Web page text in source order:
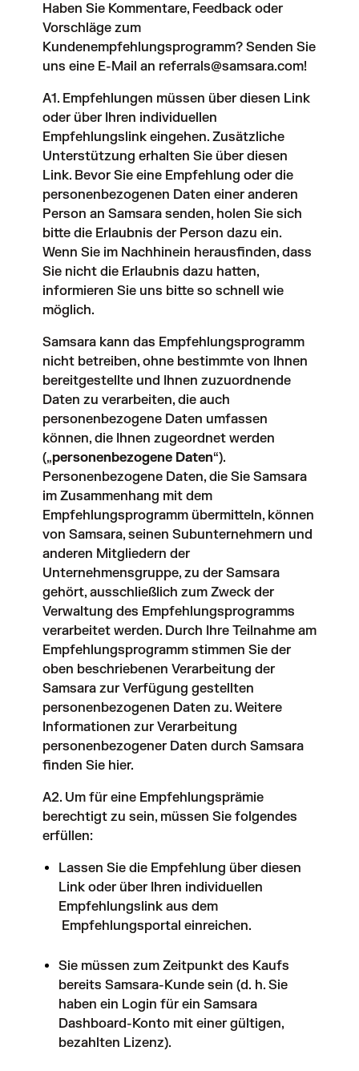
Haben Sie Kommentare, Feedback oder
Vorschläge zum
Kundenempfehlungsprogramm? Senden Sie
uns eine E-Mail an referrals@samsara.com!
A1. Empfehlungen müssen über diesen Link
oder über Ihren individuellen
Empfehlungslink eingehen. Zusätzliche
Unterstützung erhalten Sie über diesen
Link. Bevor Sie eine Empfehlung oder die
personenbezogenen Daten einer anderen
Person an Samsara senden, holen Sie sich
bitte die Erlaubnis der Person dazu ein.
Wenn Sie im Nachhinein herausfinden, dass
Sie nicht die Erlaubnis dazu hatten,
informieren Sie uns bitte so schnell wie
möglich.
Samsara kann das Empfehlungsprogramm
nicht betreiben, ohne bestimmte von Ihnen
bereitgestellte und Ihnen zuzuordnende
Daten zu verarbeiten, die auch
personenbezogene Daten umfassen
können, die Ihnen zugeordnet werden
(„personenbezogene Daten“).
Personenbezogene Daten, die Sie Samsara
im Zusammenhang mit dem
Empfehlungsprogramm übermitteln, können
von Samsara, seinen Subunternehmern und
anderen Mitgliedern der
Unternehmensgruppe, zu der Samsara
gehört, ausschließlich zum Zweck der
Verwaltung des Empfehlungsprogramms
verarbeitet werden. Durch Ihre Teilnahme am
Empfehlungsprogramm stimmen Sie der
oben beschriebenen Verarbeitung der
Samsara zur Verfügung gestellten
personenbezogenen Daten zu. Weitere
Informationen zur Verarbeitung
personenbezogener Daten durch Samsara
finden Sie hier.
A2. Um für eine Empfehlungsprämie
berechtigt zu sein, müssen Sie folgendes
erfüllen:
Lassen Sie die Empfehlung über diesen
Link oder über Ihren individuellen
Empfehlungslink aus dem
Empfehlungsportal einreichen.
Sie müssen zum Zeitpunkt des Kaufs
bereits Samsara-Kunde sein (d. h. Sie
haben ein Login für ein Samsara
Dashboard-Konto mit einer gültigen,
bezahlten Lizenz).